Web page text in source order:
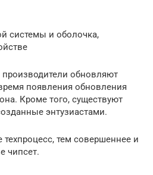
системы и оболочка,
производители обновляют
появления обновления
Кроме того, существуют
энтузиастами.
тем совершеннее и
чипсет.